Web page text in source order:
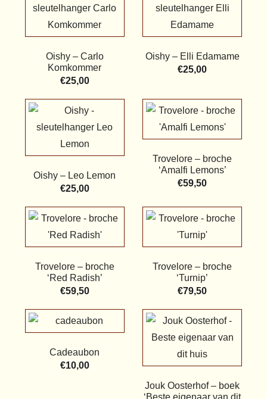
Oishy – Carlo
Komkommer
€25,00
Oishy – Elli Edamame
€25,00
Oishy – Leo Lemon
€25,00
Trovelore – broche
‘Amalfi Lemons’
€59,50
Trovelore – broche
‘Red Radish’
€59,50
Trovelore – broche
‘Turnip’
€79,50
Cadeaubon
€10,00
Jouk Oosterhof – boek
‘Beste eigenaar van dit